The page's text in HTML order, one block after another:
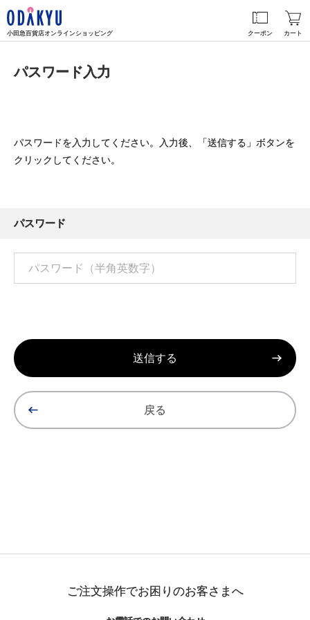
小田急百貨店オンラインショッピング クーポン カート
パスワード入力
パスワードを入力してください。入力後、「送信する」ボタンを
クリックしてください。
パスワード
戻る
ご注文操作でお困りのお客さまへ